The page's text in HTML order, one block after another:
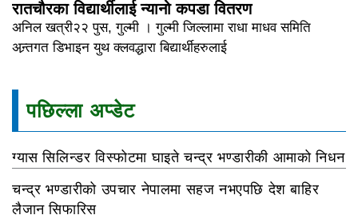
रातचौरका विद्यार्थीलाई न्यानो कपडा वितरण
अनिल खत्री२२ पुस, गुल्मी । गुल्मी जिल्लामा राधा माधव समिति
अन्र्तगत डिभाइन युथ क्लवद्धारा बिद्यार्थीहरुलाई
पछिल्ला अप्डेट
ग्यास सिलिन्डर विस्फोटमा घाइते चन्द्र भण्डारीकी आमाको निधन
चन्द्र भण्डारीको उपचार नेपालमा सहज नभएपछि देश बाहिर
लैजान सिफारिस